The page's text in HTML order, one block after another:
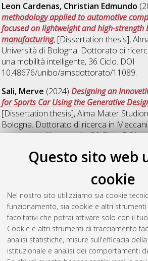
Questo sito web
cookie
Nel nostro sito utilizziamo sia cookie
funzionamento, sia cookie e altri
facoltativi che potrai attivare solo con il
Cookie e altri strumenti di tracciamento
analisi statistiche, misure sull'efficacia
istituzionale e analisi dei comportamenti
Leon Cardenas, Christian Edmundo
methodology applied to automotive
focused on lightweight and high-strength
manufacturing, [Dissertation thesis],
Università di Bologna. Dottorato di
una mobilità intelligente, 36 Ciclo. DOI
10.48676/unibo/amsdottorato/11089.
Sali, Merve (2024)Designing an
for Sports Car Using the Generative
[Dissertation thesis], Alma Mater
Bologna. Dottorato di ricerca in
avanzate dell'ingegneria, 36 Ciclo. DOI
Santhosh, Sandhya (2024)Developing
creation using extended reality
thesis], Alma Mater Studiorum Università
Dottorato di ricerca inMeccanica e
dell'ingegneria, 36 Ciclo.
Questa lista e' stata generata il Thu